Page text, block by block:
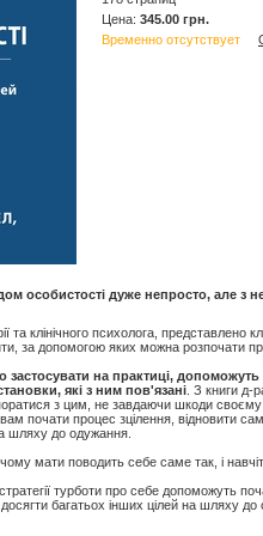
Цена: 345.00 грн.
Временно отсутствует
особистості дуже непросто, але з
та клінічного психолога,
за допомогою яких можна розпочати
застосувати на практиці,
які з ним пов'язані . З книги
з цим, не завдаючи шкоди своєму
почати процес зцілення, відновити
шляху до одужання.
чому мати поводить себе саме так, i
турботи про себе допоможуть
багатьох iнших цiлей на шляху до